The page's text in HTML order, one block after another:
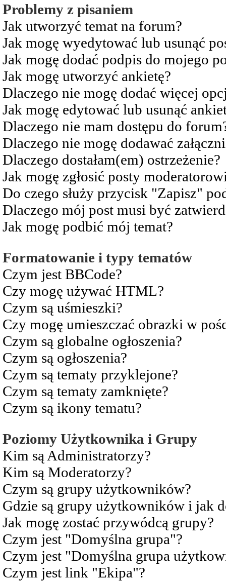
Problemy z pisaniem
Jak utworzyć temat na forum?
Jak mogę wyedytować lub usunąć
Jak mogę dodać podpis do mojego
Jak mogę utworzyć ankietę?
Dlaczego nie mogę dodać więcej
Jak mogę edytować lub usunąć
Dlaczego nie mam dostępu do
Dlaczego nie mogę dodawać
Dlaczego dostałam(em) ostrzeżenie?
Jak mogę zgłosić posty
Do czego służy przycisk "Zapisz"
Dlaczego mój post musi być
Jak mogę podbić mój temat?
Formatowanie i typy tematów
Czym jest BBCode?
Czy mogę używać HTML?
Czym są uśmieszki?
Czy mogę umieszczać obrazki w
Czym są globalne ogłoszenia?
Czym są ogłoszenia?
Czym są tematy przyklejone?
Czym są tematy zamknięte?
Czym są ikony tematu?
Poziomy Użytkownika i Grupy
Kim są Administratorzy?
Kim są Moderatorzy?
Czym są grupy użytkowników?
Gdzie są grupy użytkowników i jak
Jak mogę zostać przywódcą grupy?
Czym jest "Domyślna grupa"?
Czym jest "Domyślna grupa
Czym jest link "Ekipa"?